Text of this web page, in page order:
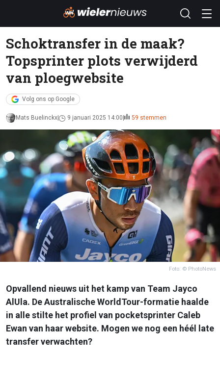
Schoktransfer in de maak?
Topsprinter plots verwijderd
van ploegwebsite
Volg ons op Google
Mats Buelinckx 9 januari 2025 14:00 59 stemmen
Foto: © PhotoNews
Opvallend nieuws uit het kamp van Team Jayco
AlUla. De Australische WorldTour-formatie haalde
in alle stilte het profiel van pocketsprinter Caleb
Ewan van haar website. Mogen we nog een héél late
transfer verwachten?